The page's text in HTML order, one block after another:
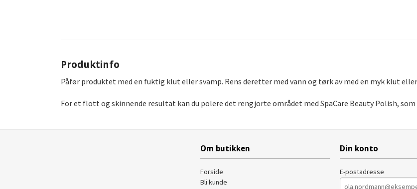
Produktinfo
Påfør produktet med en fuktig klut eller svamp. Rens deretter med vann og tørk av med en myk klut
For et flott og skinnende resultat kan du polere det rengjorte området med SpaCare Beauty Polish,
Om butikken
Forside
Bli kunde
Din konto
E-postadresse